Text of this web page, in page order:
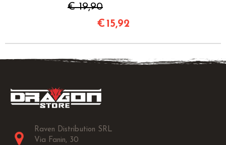
€ 19,90
€ 15,92
Raven Distribution SRL
Via Fanin, 30